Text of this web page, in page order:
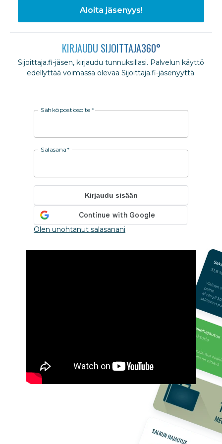
Aloita jäsenyys!
KIRJAUDU SIJOITTAJA360°
Sijoittaja.fi-jäsen, kirjaudu tunnuksillasi. Palvelun käyttö
edellyttää voimassa olevaa Sijoittaja.fi-jäsenyyttä.
Sähköpostiosoite *
Salasana*
Kirjaudu sisään
Olen unohtanut salasanani